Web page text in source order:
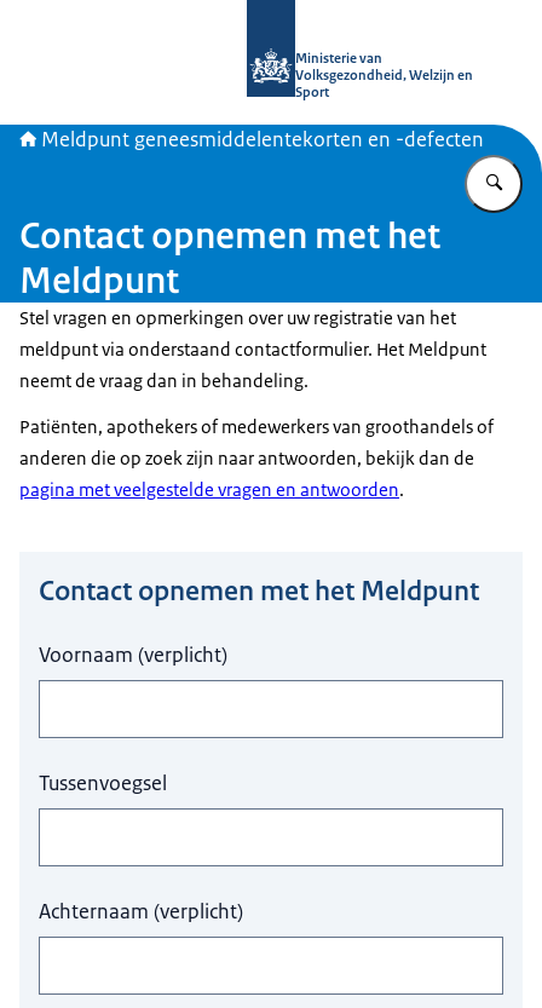
Ministerie van
Volksgezondheid, Welzijn en
Sport
Meldpunt geneesmiddelentekorten en -defecten
Contact opnemen met het
Meldpunt
Stel vragen en opmerkingen over uw registratie van het
meldpunt via onderstaand contactformulier. Het Meldpunt
neemt de vraag dan in behandeling.
Patiënten, apothekers of medewerkers van groothandels of
anderen die op zoek zijn naar antwoorden, bekijk dan de
pagina met veelgestelde vragen en antwoorden.
Contact opnemen met het Meldpunt
Voornaam (verplicht)
Tussenvoegsel
Achternaam (verplicht)
Hier niets invullen a.u.b.